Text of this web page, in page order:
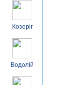
Козеріг
Водолій